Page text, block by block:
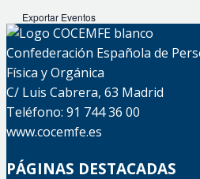
Exportar Eventos
Confederación Española de
Física y Orgánica
C/ Luis Cabrera, 63 Madrid
Teléfono: 91 744 36 00
www.cocemfe.es
PÁGINAS DESTACADAS